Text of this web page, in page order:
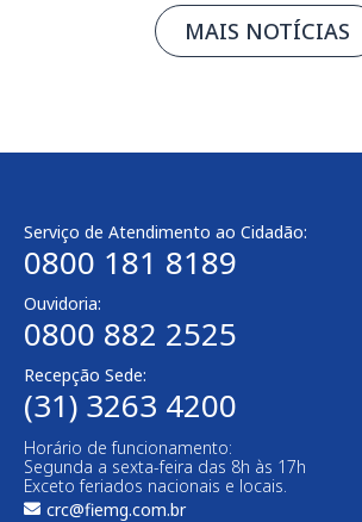
MAIS NOTÍCIAS
Serviço de Atendimento ao Cidadão:
0800 181 8189
Ouvidoria:
0800 882 2525
Recepção Sede:
(31) 3263 4200
Horário de funcionamento:
Segunda a sexta-feira das 8h às 17h
Exceto feriados nacionais e locais.
crc@fiemg.com.br